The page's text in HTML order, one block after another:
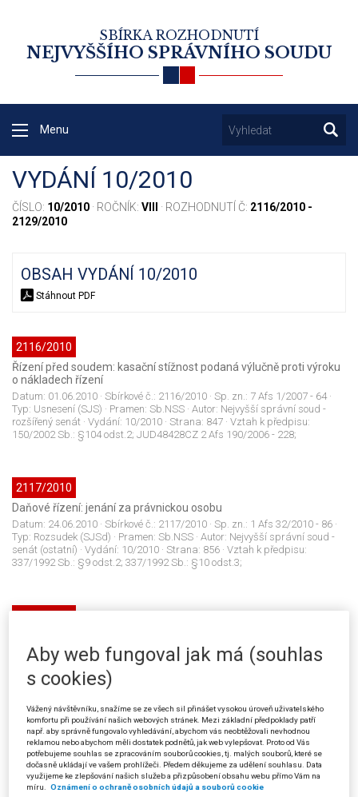
SBÍRKA ROZHODNUTÍ
NEJVYŠŠÍHO SPRÁVNÍHO SOUDU
Menu
VYDÁNÍ 10/2010
ČÍSLO: 10/2010 · ROČNÍK: VIII · ROZHODNUTÍ Č: 2116/2010 -
2129/2010
OBSAH VYDÁNÍ 10/2010
Stáhnout PDF
2116/2010
Řízení před soudem: kasační stížnost podaná výlučně proti výroku
o nákladech řízení
Datum: 01.06.2010 · Sbírkové č.: 2116/2010 · Sp. zn.: 7 Afs 1/2007 - 64·
Typ: Usnesení (SJS) · Pramen: Sb.NSS · Autor: Nejvyšší správní soud -
rozšířený senát · Vydání: 10/2010 · Strana: 847 · Vztah k předpisu:
150/2002 Sb.: §104 odst.2; JUD48428CZ 2 Afs 190/2006 - 228;
2117/2010
Daňové řízení: jenání za právnickou osobu
Datum: 24.06.2010 · Sbírkové č.: 2117/2010 · Sp. zn.: 1 Afs 32/2010 - 86 ·
Typ: Rozsudek (SJSd) · Pramen: Sb.NSS · Autor: Nejvyšší správní soud -
senát (ostatní) · Vydání: 10/2010 · Strana: 856 · Vztah k předpisu:
337/1992 Sb.: §9 odst.2; 337/1992 Sb.: §10 odst.3;
shodě
Datum: 20.01.2009 · Sbírkové č.: 2118/2010 · Sp. zn.: 62Ca 43/2007 - 216
Typ:Rozsudek (SJS)· Pramen:
· Strana:
odst.1; JUD30658CZ 7 A 17/2002 - 34; JUD30865CZ 6 As 57/2004 - 54;
JUD167069CZ 1 Afs 58/2009 - 541;
2119/2010
Správní řízení: předmět řízení; oprava zřejmých nesprávností
Aby web fungoval jak má (souhlas
s cookies)
Vážený návštěvníku, snažíme se ze všech sil přinášet vysokou úroveň uživatelského
komfortu při používání našich webových stránek. Mezi základní předpoklady patří
např. aby správně fungovalo vyhledávání, abychom vás neobtěžovali nevhodnou
reklamou nebo abychom měli dostatek podnětů, jak web vylepšovat. Proto od Vás
potřebujeme souhlas se zpracováním souborů cookies, tj. malých souborů, které se
dočasně ukládají ve vašem prohlížeči. Předem děkujeme za udělení souhlasu. Data
využijeme ke zlepšování našich služeb a přizpůsobení obsahu webu přímo Vám na
míru. Oznámení o ochraně osobních údajů a souborů cookie